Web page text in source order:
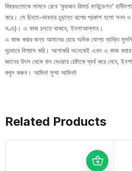
বিষয়গুলোকে সামনে রেখে ‘কুরআন রিসার্চ ফাউন্ডেশন’
করে। সে চিন্তা-ভাবনার চূড়ান্ত রূপের প্রকাশ হলো সনদ
খণ্ড)। এ কাজ চলতে থাকবে, ইনশাআল্লাহ।
এ কাজ করার জন্য আমাদের চেয়ে অধিক যোগ্য ব্যক্তি
দৃঢ়ভাবে বিশ্বাস করি। আশাকরি অনেকেই এখন এ কাজ
জ্ঞানের উৎস থেকে বাদ দেওয়ার চেষ্টাকে ব্যর্থ করে দেবে,
কবুল করুন। আমিন! সুম্মা আমিন!!
Related Products